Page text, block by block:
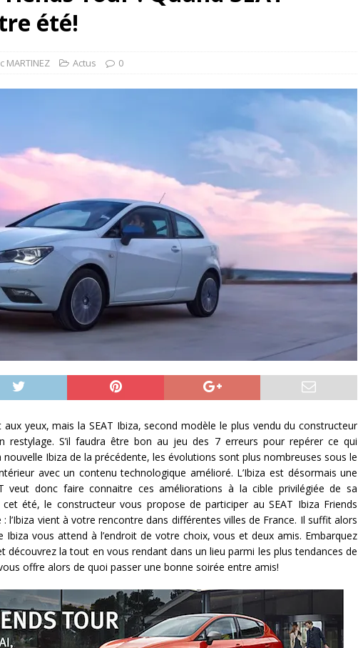
Les publications reprennent bientôt…
2025 ] DS N°8 : Oui, les français vont parfois trop loin.
été!
MARTINEZ Actus 0
yeux, mais la SEAT Ibiza, second modèle le plus vendu du constructeur
restylage. S’il faudra être bon au jeu des 7 erreurs pour repérer ce qui
Ibiza de la précédente, les évolutions sont plus nombreuses sous le
avec un contenu technologique amélioré. L’Ibiza est désormais une
veut donc faire connaitre ces améliorations à la cible privilégiée de sa
été, le constructeur vous propose de participer au SEAT Ibiza Friends
l’Ibiza vient à votre rencontre dans différentes villes de France. Il suffit alors
Ibiza vous attend à l’endroit de votre choix, vous et deux amis. Embarquez
découvrez la tout en vous rendant dans un lieu parmi les plus tendances de
offre alors de quoi passer une bonne soirée entre amis!